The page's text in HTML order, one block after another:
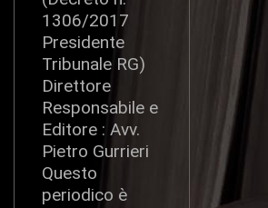
1306/2017
Presidente
Tribunale RG)
Direttore
Responsabile e
Editore : Avv.
Pietro Gurrieri
Questo
periodico è